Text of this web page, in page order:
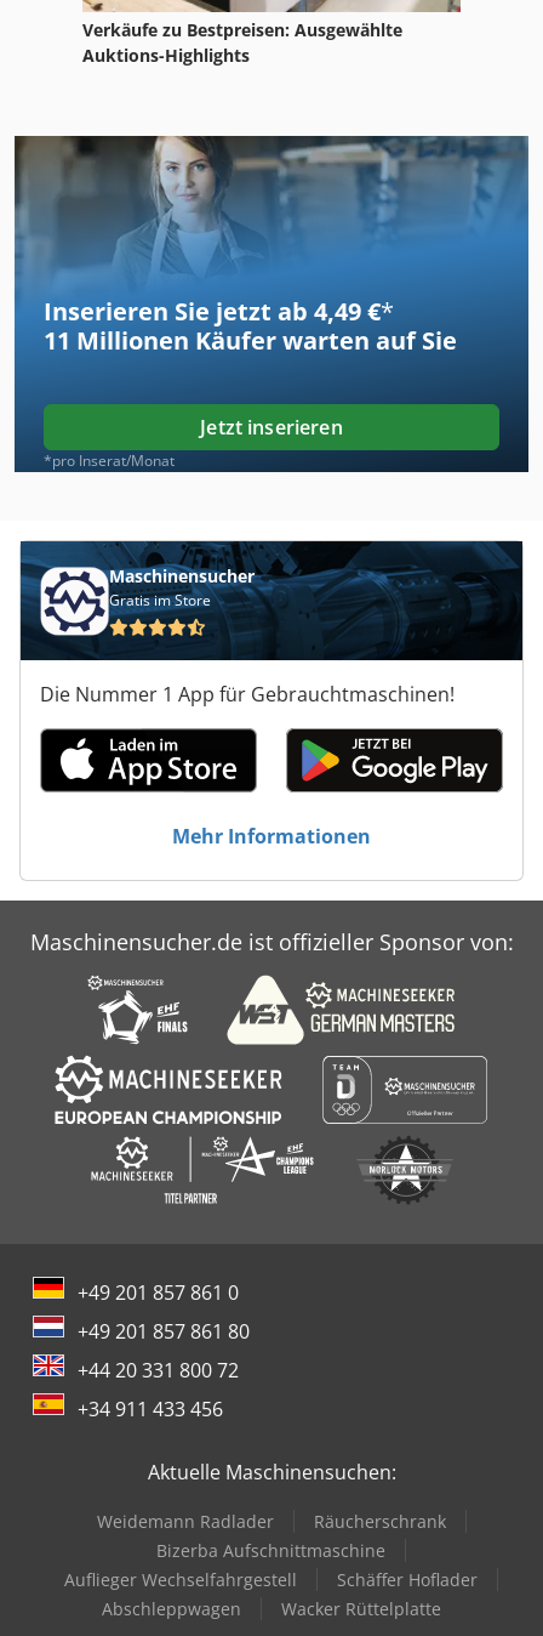
Verkäufe zu Bestpreisen: Ausgewählte
Auktions-Highlights
Inserieren Sie jetzt ab 4,49 €*
11 Millionen Käufer warten auf Sie
Jetzt inserieren
*pro Inserat/Monat
Maschinensucher
Gratis im Store
Die Nummer 1 App für Gebrauchtmaschinen!
Mehr Informationen
Maschinensucher.de ist offizieller Sponsor von:
+49 201 857 861 0
+49 201 857 861 80
+44 20 331 800 72
+34 911 433 456
Aktuelle Maschinensuchen:
Weidemann Radlader
Räucherschrank
Bizerba Aufschnittmaschine
Auflieger Wechselfahrgestell
Schäffer Hoflader
Abschleppwagen
Wacker Rüttelplatte